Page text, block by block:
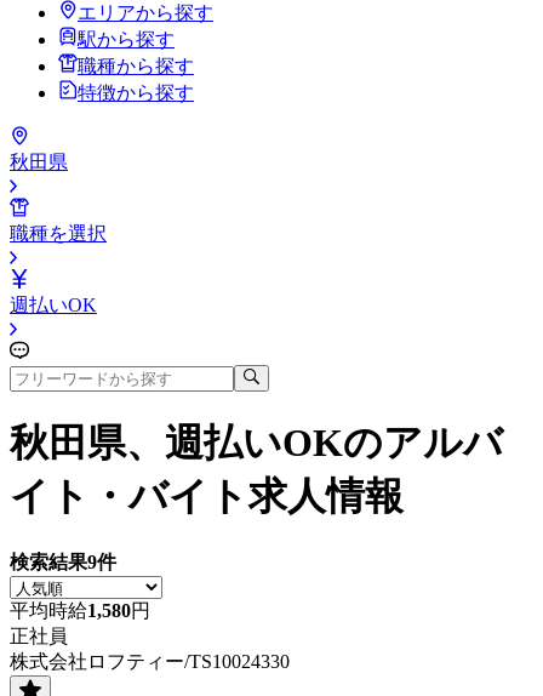
エリアから探す
駅から探す
職種から探す
特徴から探す
秋田県
職種を選択
週払いOK
秋田県、週払いOKのアルバ
イト・バイト求人情報
検索結果9件
平均時給1,580円
正社員
株式会社ロフティー/TS10024330